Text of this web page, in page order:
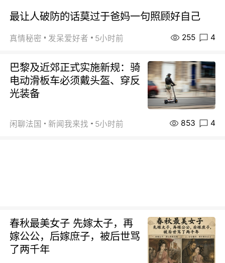
最让人破防的话莫过于爸妈一句照顾好自己
真情秘密 发呆爱好者 5小时前 255 4
巴黎及近郊正式实施新规：骑
电动滑板车必须戴头盔、穿反
光装备
闲聊法国 新闻我来找 5小时前 853 4
春秋最美女子 先嫁太子，再
嫁公公，后嫁庶子，被后世骂
了两千年